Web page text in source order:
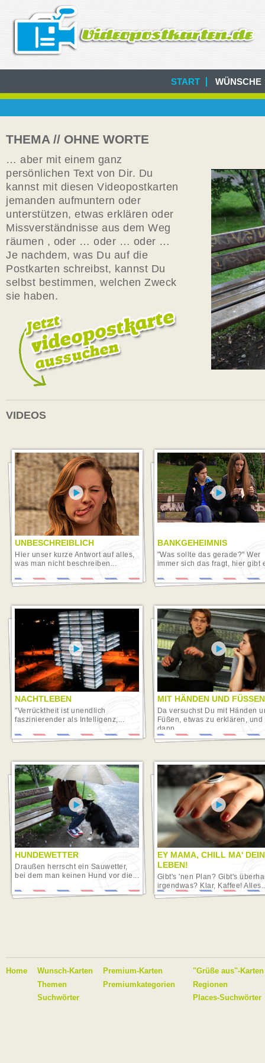
START WÜNSCHE
THEMA // OHNE WORTE
… aber mit einem ganz
persönlichen Text von Dir. Du
kannst mit diesen Videopostkarten
jemanden aufmuntern oder
unterstützen, etwas erklären oder
Missverständnisse aus dem Weg
räumen , oder … oder … oder …
Je nachdem, was Du auf die
Postkarten schreibst, kannst Du
selbst bestimmen, welchen Zweck
sie haben.
VIDEOS
UNBESCHREIBLICH
Hier unser kurze Antwort auf alles,
was man nicht beschreiben...
BANKGEHEIMNIS
"Was sollte das gerade?" Wer
immer sich das fragt, hier gibt
NACHTLEBEN
"Verrücktheit ist unendlich
faszinierender als Intelligenz,...
MIT HÄNDEN UND FÜSSEN
Da versuchst Du mit Händen
Füßen, etwas zu erklären, und
dann...
HUNDEWETTER
Draußen herrscht ein Sauwetter,
bei dem man keinen Hund vor die...
EY MAMA, CHILL MA' DEIN
LEBEN!
Gibt's 'nen Plan? Gibt's
irgendwas? Klar, Kaffee!
Home
Wunsch-Karten
Themen
Suchwörter
Premium-Karten
Premiumkategorien
"Grüße aus"-Karten
Regionen
Places-Suchwörter